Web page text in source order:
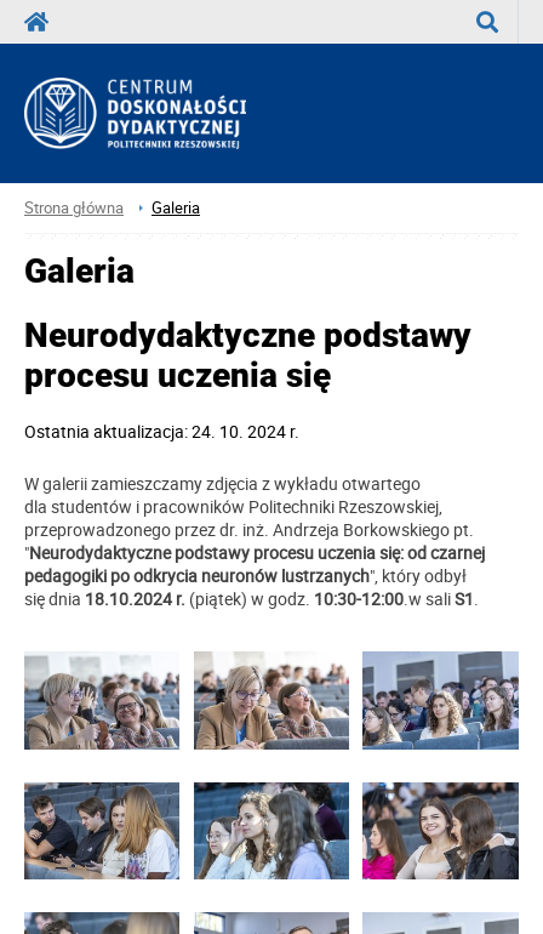
Strona główna Galeria
Galeria
Neurodydaktyczne podstawy
procesu uczenia się
Ostatnia aktualizacja: 24. 10. 2024 r.
W galerii zamieszczamy zdjęcia z wykładu otwartego
dla studentów i pracowników Politechniki Rzeszowskiej,
przeprowadzonego przez dr. inż. Andrzeja Borkowskiego pt.
"Neurodydaktyczne podstawy procesu uczenia się: od czarnej
pedagogiki po odkrycia neuronów lustrzanych", który odbył
się dnia 18.10.2024 r. (piątek) w godz. 10:30-12:00.w saliS1.